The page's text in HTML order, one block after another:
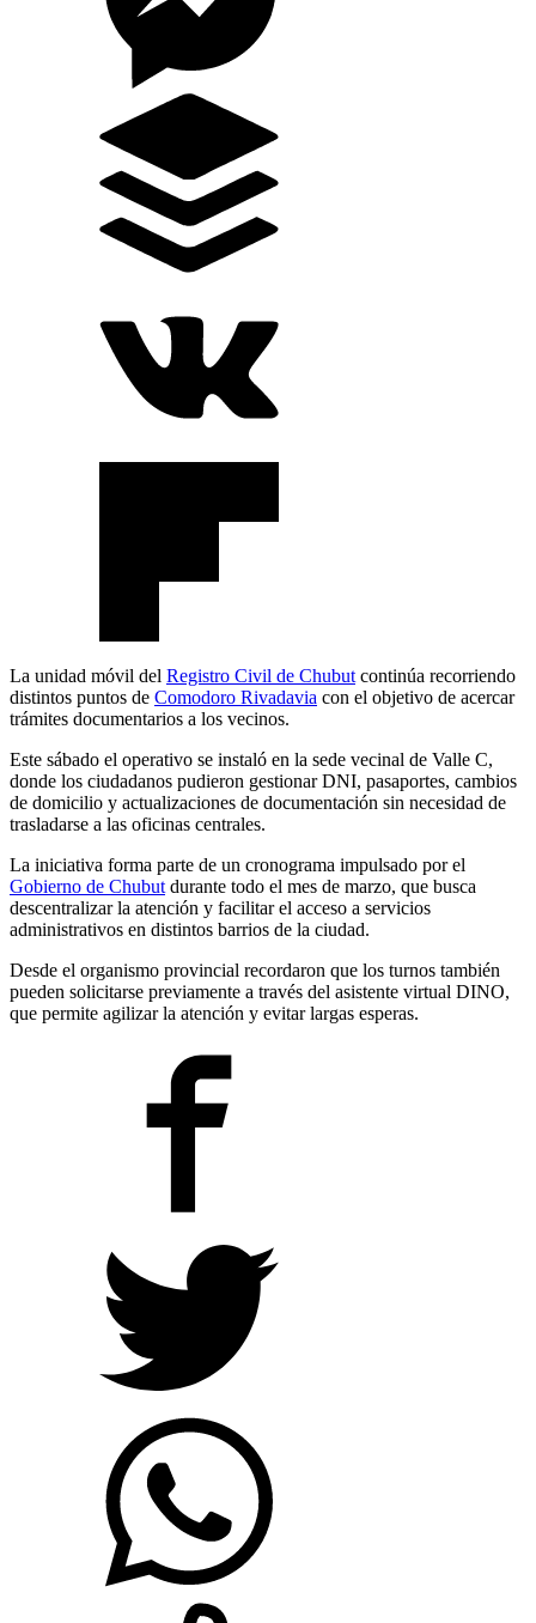
La unidad móvil del Registro Civil de Chubut continúa recorriendo
distintos puntos de Comodoro Rivadavia con el objetivo de acercar
trámites documentarios a los vecinos.
Este sábado el operativo se instaló en la sede vecinal de Valle C,
donde los ciudadanos pudieron gestionar DNI, pasaportes, cambios
de domicilio y actualizaciones de documentación sin necesidad de
trasladarse a las oficinas centrales.
La iniciativa forma parte de un cronograma impulsado por el
Gobierno de Chubut durante todo el mes de marzo, que busca
descentralizar la atención y facilitar el acceso a servicios
administrativos en distintos barrios de la ciudad.
Desde el organismo provincial recordaron que los turnos también
pueden solicitarse previamente a través del asistente virtual DINO,
que permite agilizar la atención y evitar largas esperas.